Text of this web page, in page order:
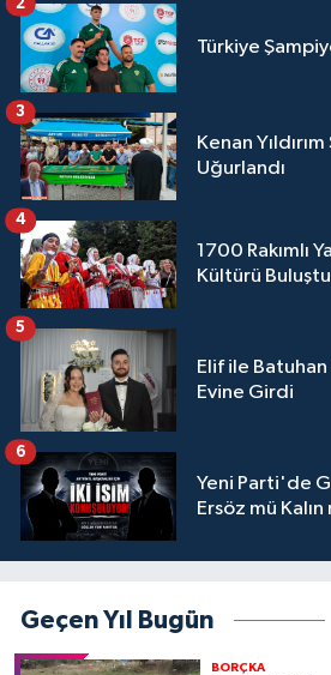
Türkiye
2
Kenan
Uğurlandı
3
1700 Rakımlı
Kültürü Buluştu
4
Elif ile
Evine Girdi
5
Yeni Parti'de
Ersöz mü Kalın
6
Geçen Yıl Bugün
BORÇKA